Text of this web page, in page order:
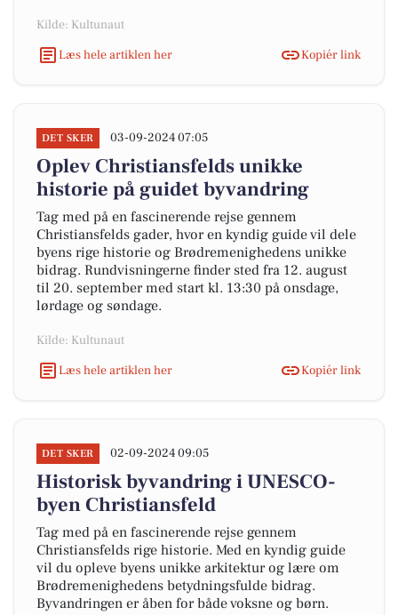
Kilde: Kultunaut
Læs hele artiklen her
Kopiér link
DET SKER 03-09-2024 07:05
Oplev Christiansfelds unikke
historie på guidet byvandring
Tag med på en fascinerende rejse gennem
Christiansfelds gader, hvor en kyndig guide vil dele
byens rige historie og Brødremenighedens unikke
bidrag. Rundvisningerne finder sted fra 12. august
til 20. september med start kl. 13:30 på onsdage,
lørdage og søndage.
Kilde: Kultunaut
Læs hele artiklen her
Kopiér link
DET SKER 02-09-2024 09:05
Historisk byvandring i UNESCO-
byen Christiansfeld
Tag med på en fascinerende rejse gennem
Christiansfelds rige historie. Med en kyndig guide
vil du opleve byens unikke arkitektur og lære om
Brødremenighedens betydningsfulde bidrag.
Byvandringen er åben for både voksne og børn.